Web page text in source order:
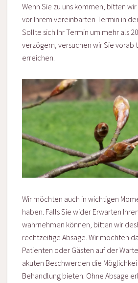
Wenn Sie zu uns kommen, bitten wir
vor Ihrem vereinbarten Termin in
Sollte sich Ihr Termin um mehr als
verzögern, versuchen wir Sie vorab
erreichen.
Wir möchten auch in wichtigen
haben. Falls Sie wider Erwarten
wahrnehmen können, bitten wir
rechtzeitige Absage. Wir möchten
Patienten oder Gästen auf der
akuten Beschwerden die
Behandlung bieten. Ohne Absage